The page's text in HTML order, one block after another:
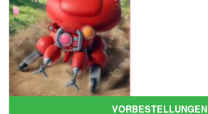
VORBESTELLUNGEN